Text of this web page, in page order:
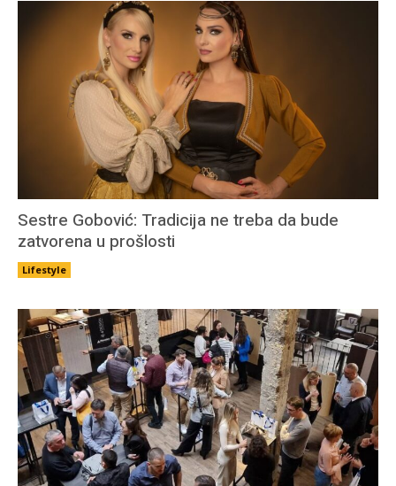
Sestre Gobović: Tradicija ne treba da bude
zatvorena u prošlosti
Lifestyle